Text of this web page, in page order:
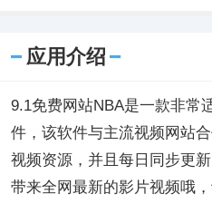
应用介绍
9.1免费网站NBA是一款非常
件，该软件与主流视频网站
视频资源，并且每日同步更
带来全网最新的影片视频哦